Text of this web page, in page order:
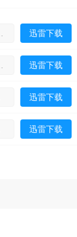
游戏总结
迅雷下载
迅雷下载
迅雷下载
迅雷下载